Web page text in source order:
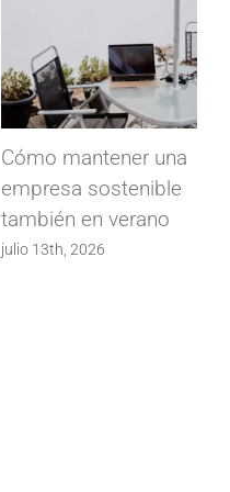
Cómo mantener una
empresa sostenible
también en verano
julio 13th, 2026